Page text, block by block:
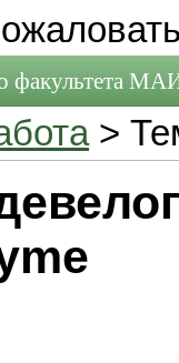
факультета
>